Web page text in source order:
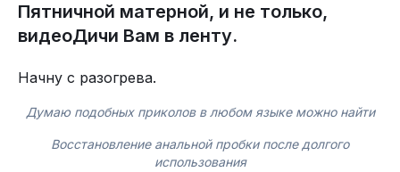
Пятничной матерной, и не только,
видеоДичи Вам в ленту.
Начну с разогрева.
Думаю подобных приколов в любом языке можно найти
Восстановление анальной пробки после долгого
использования